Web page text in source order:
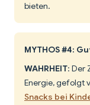
bieten.
MYTHOS #4:
WAHRHEIT: Der
Energie, gefolgt
Snacks bei